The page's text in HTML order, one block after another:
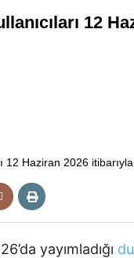
12
yayımladığı